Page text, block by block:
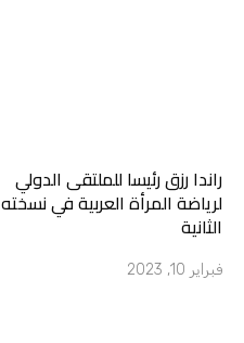
راندا رزق رئيسا للملتقى الدولي
لرياضة المرأة العربية في نسخته
الثانية
فبراير 10, 2023